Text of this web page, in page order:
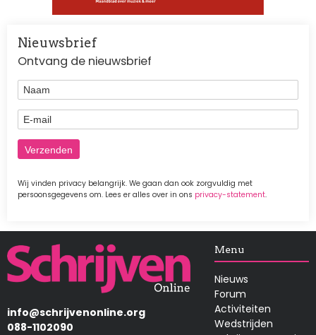
Nieuwsbrief
Ontvang de nieuwsbrief
Naam
E-mail
Wij vinden privacy belangrijk. We gaan dan ook zorgvuldig met
persoonsgegevens om. Lees er alles over in ons privacy-statement.
Afbeelding
info@schrijvenonline.org
088-1102090
Menu
Nieuws
Forum
Activiteiten
Wedstrijden